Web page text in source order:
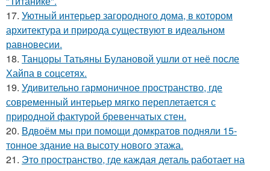
17. Уютный интерьер загородного дома, в котором
архитектура и природа существуют в идеальном
равновесии.
18. Танцоры Татьяны Булановой ушли от неё после
Хайпа в соцсетях.
19. Удивительно гармоничное пространство, где
современный интерьер мягко переплетается с
природной фактурой бревенчатых стен.
20. Вдвоём мы при помощи домкратов подняли 15-
тонное здание на высоту нового этажа.
21. Это пространство, где каждая деталь работает на